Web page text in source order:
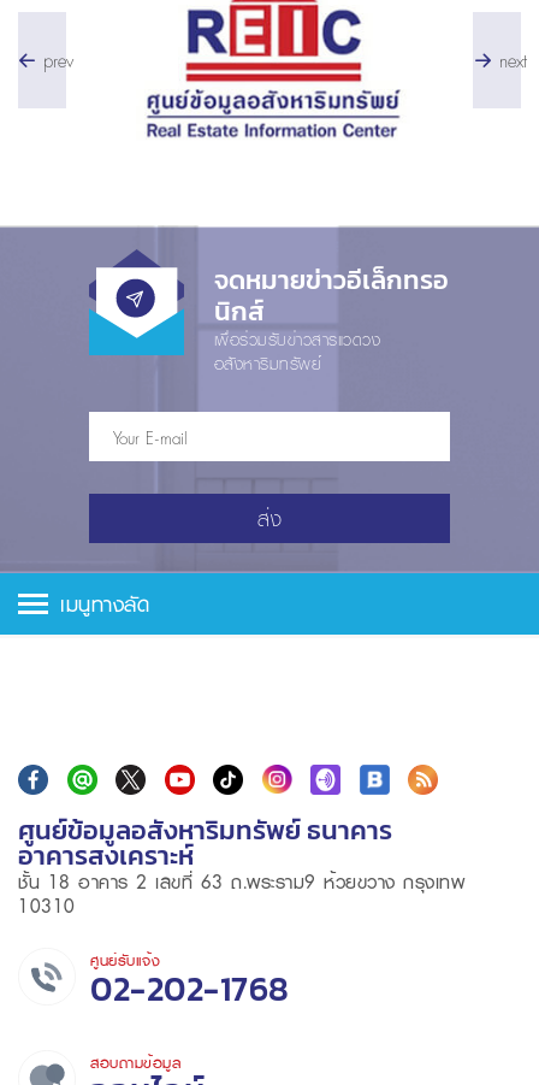
prev next
จดหมายข่าวอีเล็กทรอ
นิกส์
เพื่อร่วมรับข่าวสารแวดวง
อสังหาริมทรัพย์
ส่ง
เมนูทางลัด
ศูนย์ข้อมูลอสังหาริมทรัพย์ ธนาคาร
อาคารสงเคราะห์
ชั้น 18 อาคาร 2 เลขที่ 63 ถ.พระราม9 ห้วยขวาง กรุงเทพ
10310
ศูนย์รับแจ้ง
02-202-1768
สอบถามข้อมูล